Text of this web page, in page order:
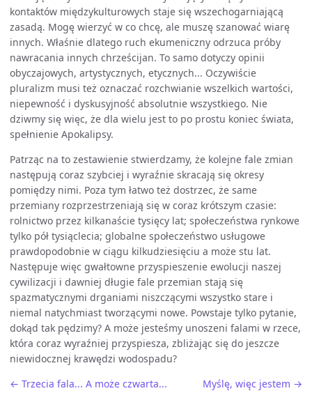
kontaktów międzykulturowych staje się wszechogarniającą
zasadą. Mogę wierzyć w co chcę, ale muszę szanować wiarę
innych. Właśnie dlatego ruch ekumeniczny odrzuca próby
nawracania innych chrześcijan. To samo dotyczy opinii
obyczajowych, artystycznych, etycznych... Oczywiście
pluralizm musi też oznaczać rozchwianie wszelkich wartości,
niepewność i dyskusyjność absolutnie wszystkiego. Nie
dziwmy się więc, że dla wielu jest to po prostu koniec świata,
spełnienie Apokalipsy.
Patrząc na to zestawienie stwierdzamy, że kolejne fale zmian
następują coraz szybciej i wyraźnie skracają się okresy
pomiędzy nimi. Poza tym łatwo też dostrzec, że same
przemiany rozprzestrzeniają się w coraz krótszym czasie:
rolnictwo przez kilkanaście tysięcy lat; społeczeństwa rynkowe
tylko pół tysiąclecia; globalne społeczeństwo usługowe
prawdopodobnie w ciągu kilkudziesięciu a może stu lat.
Następuje więc gwałtowne przyspieszenie ewolucji naszej
cywilizacji i dawniej długie fale przemian stają się
spazmatycznymi drganiami niszczącymi wszystko stare i
niemal natychmiast tworzącymi nowe. Powstaje tylko pytanie,
dokąd tak pędzimy? A może jesteśmy unoszeni falami w rzece,
która coraz wyraźniej przyspiesza, zbliżając się do jeszcze
niewidocznej krawędzi wodospadu?
← Trzecia fala... A może czwarta...
Myślę, więc jestem →